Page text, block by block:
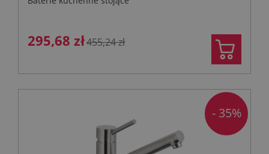
295,68 zł455,24 zł
- 35%